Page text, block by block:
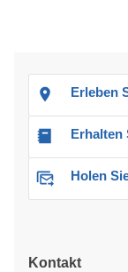
Erleben
Erhalten
Holen Sie
Kontakt